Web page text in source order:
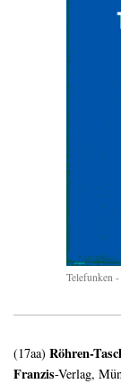
Telefunken
(17aa) Röhren-
Franzis-Verlag,